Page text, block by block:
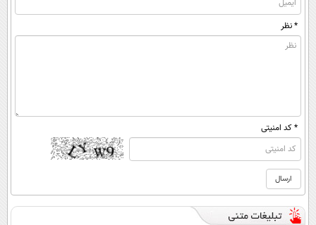
* نظر
* کد امنیتی